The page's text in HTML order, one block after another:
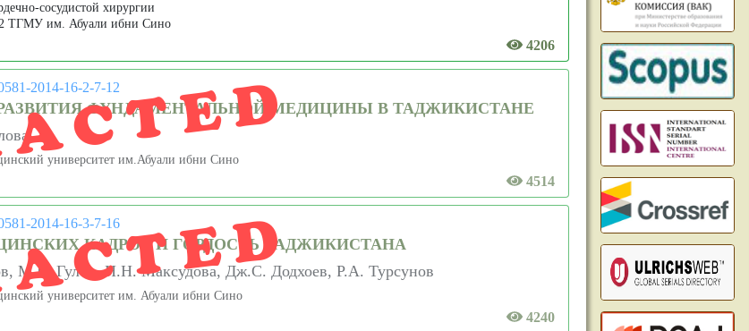
сосудистой хирургии
ТГМУ им. Абуали ибни Сино
4206
2014-16-2-7-12
ФУНДАМЕНТАЛЬНОЙ МЕДИЦИНЫ В ТАДЖИКИСТАНЕ
университет им.Абуали ибни Сино
4514
2014-16-3-7-16
КАДРОВ И ГОРДОСТЬ ТАДЖИКИСТАНА
М.К. Гулов, Н.Н. Максудова, Дж.С. Додхоев, Р.А. Турсунов
университет им. Абуали ибни Сино
4240